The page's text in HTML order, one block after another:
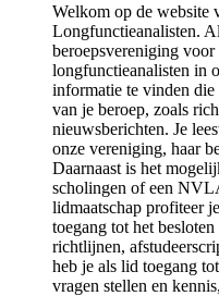
Welkom op de website
Longfunctieanalisten.
beroepsvereniging
longfunctieanalisten in
informatie te vinden
van je beroep, zoals
nieuwsberichten. Je
onze vereniging, haar
Daarnaast is het
scholingen of een
lidmaatschap profiteer
toegang tot het
richtlijnen,
heb je als lid toegang
vragen stellen en